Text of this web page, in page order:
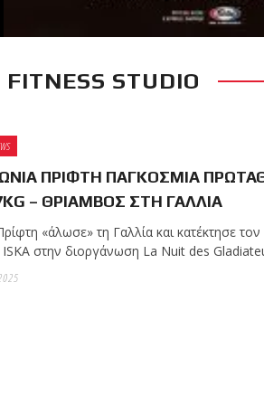
RECENT
της απέναντι
World
την υποστήριξη
με επιτυχία τις
STUDIO
ΠΡΙΦΤΗ ΠΑΓΚΟΣΜΙΑ
– ΘΡΙΑΜΒΟΣ ΣΤΗ ΓΑΛΛΙΑ
«άλωσε» τη Γαλλία και κατέκτησε
ISKA στην διοργάνωση La Nuit des